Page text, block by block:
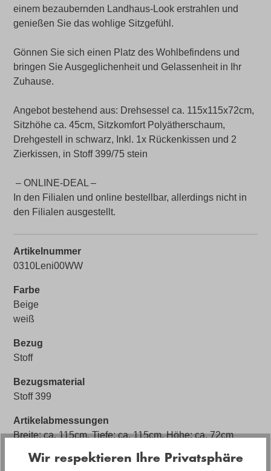
einem bezaubernden Landhaus-Look erstrahlen und
genießen Sie das wohlige Sitzgefühl.
Gönnen Sie sich einen Platz des Wohlbefindens und
bringen Sie Ausgeglichenheit und Gelassenheit in Ihr
Zuhause.
Angebot bestehend aus: Drehsessel ca. 115x115x72cm,
Sitzhöhe ca. 45cm, Sitzkomfort Polyätherschaum,
Drehgestell in schwarz, Inkl. 1x Rückenkissen und 2
Zierkissen, in Stoff 399/75 stein
– ONLINE-DEAL –
In den Filialen und online bestellbar, allerdings nicht in
den Filialen ausgestellt.
Artikelnummer
0310Leni00WW
Farbe
Beige
weiß
Bezug
Stoff
Bezugsmaterial
Stoff 399
Artikelabmessungen
Breite: ca. 115cm, Tiefe: ca. 115cm, Höhe: ca. 72cm
Sitzhöhe
Wir respektieren Ihre Privatsphäre